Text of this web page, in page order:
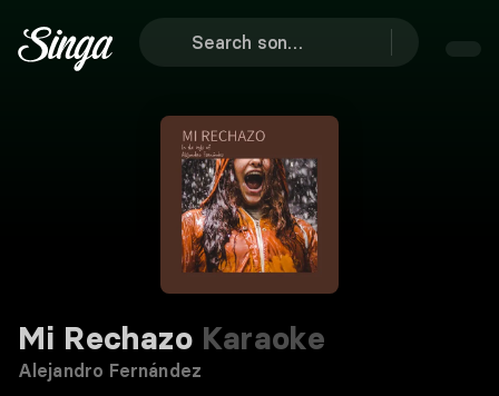
Mi Rechazo Karaoke
Alejandro Fernández